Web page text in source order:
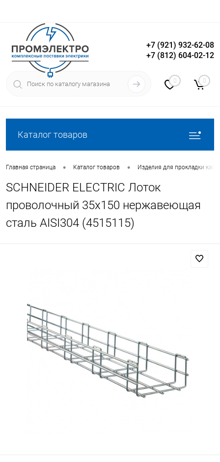
Вход Регистрация
+7 (921) 932-62-08
+7 (812) 604-02-12
0 0
Каталог товаров
Главная страница • Каталог товаров • Изделия для прокладки
SCHNEIDER ELECTRIC Лоток
проволочный 35х150 нержавеющая
сталь AISI304 (4515115)